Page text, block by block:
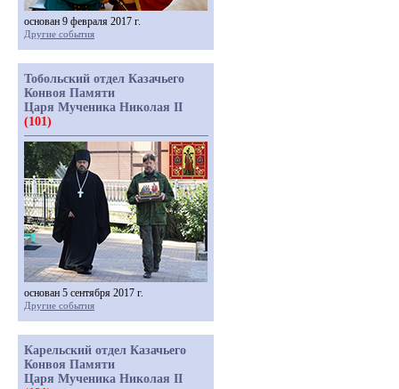
основан 9 февраля 2017 г.
Другие события
Тобольский отдел Казачьего
Конвоя Памяти
Царя Мученика Николая II
(101)
основан 5 сентября 2017 г.
Другие события
Карельский отдел Казачьего
Конвоя Памяти
Царя Мученика Николая II